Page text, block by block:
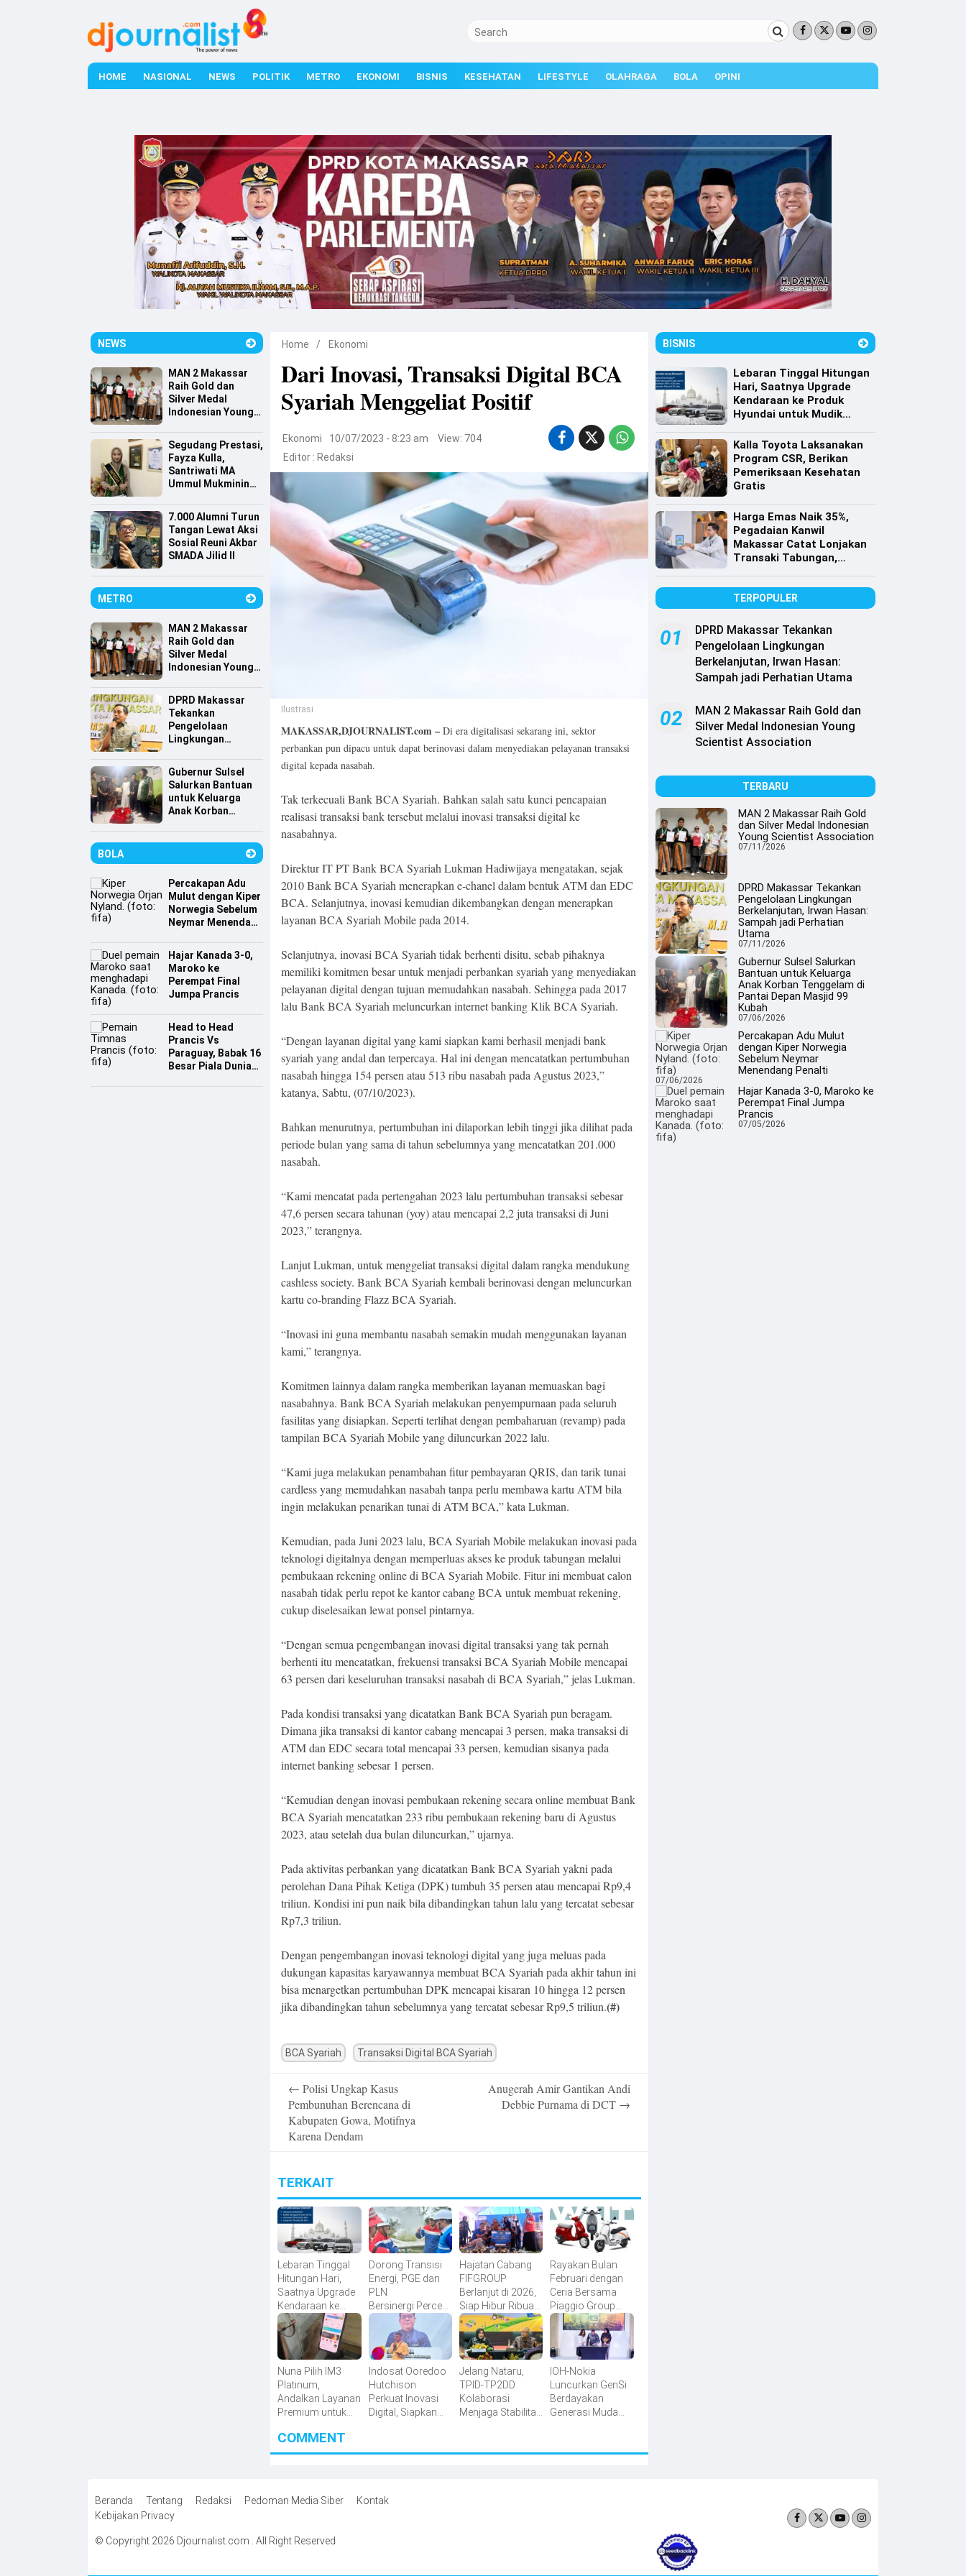
HOME NASIONAL NEWS POLITIK METRO EKONOMI BISNIS KESEHATAN LIFESTYLE OLAHRAGA BOLA OPINI
NEWS
MAN 2 Makassar
Raih Gold dan
Silver Medal
Indonesian Young
Segudang Prestasi,
Fayza Kulla,
Santriwati MA
Ummul Mukminin
Indonesia
7.000 Alumni Turun
Tangan Lewat Aksi
Sosial Reuni Akbar
SMADA Jilid II
METRO
MAN 2 Makassar
Raih Gold dan
Silver Medal
Indonesian Young
DPRD Makassar
Tekankan
Pengelolaan
Lingkungan
Sampah jadi
Perhatian Utama
Gubernur Sulsel
Salurkan Bantuan
untuk Keluarga
Anak Korban
BOLA
Percakapan Adu
Mulut dengan Kiper
Norwegia Sebelum
Neymar Menendang
Hajar Kanada 3-0,
Maroko ke
Perempat Final
Jumpa Prancis
Head to Head
Prancis Vs
Paraguay, Babak 16
Besar Piala Dunia
Home / Ekonomi
Dari Inovasi, Transaksi Digital BCA
Syariah Menggeliat Positif
Ekonomi 10/07/2023 - 8:23 am
View: 704
Editor : Redaksi
Ilustrasi
MAKASSAR,DJOURNALIST.com – Di era digitalisasi sekarang ini, sektor
perbankan pun dipacu untuk dapat berinovasi dalam menyediakan pelayanan transaksi
digital kepada nasabah.
Tak terkecuali Bank BCA Syariah. Bahkan salah satu kunci pencapaian
realisasi transaksi bank tersebut melalui inovasi transaksi digital ke
nasabahnya.
Direktur IT PT Bank BCA Syariah Lukman Hadiwijaya mengatakan, sejak
2010 Bank BCA Syariah menerapkan e-chanel dalam bentuk ATM dan EDC
BCA. Selanjutnya, inovasi kemudian dikembangkan dengan menerapkan
layanan BCA Syariah Mobile pada 2014.
Selanjutnya, inovasi BCA Syariah tidak berhenti disitu, sebab pihaknya
memiliki komitmen besar untuk menjadi perbankan syariah yang menyediakan
pelayanan digital dengan tujuan memudahkan nasabah. Sehingga pada 2017
lalu Bank BCA Syariah meluncurkan internet banking Klik BCA Syariah.
“Dengan layanan digital yang kami siapkan kami berhasil menjadi bank
syariah yang andal dan terpercaya. Hal ini dengan mencatatkan pertumbuhan
nasabah hingga 154 persen atau 513 ribu nasabah pada Agustus 2023,”
katanya, Sabtu, (07/10/2023).
Bahkan menurutnya, pertumbuhan ini dilaporkan lebih tinggi jika dilihat pada
periode bulan yang sama di tahun sebelumnya yang mencatatkan 201.000
nasabah.
“Kami mencatat pada pertengahan 2023 lalu pertumbuhan transaksi sebesar
47,6 persen secara tahunan (yoy) atau mencapai 2,2 juta transaksi di Juni
2023,” terangnya.
Lanjut Lukman, untuk menggeliat transaksi digital dalam rangka mendukung
cashless society. Bank BCA Syariah kembali berinovasi dengan meluncurkan
kartu co-branding Flazz BCA Syariah.
“Inovasi ini guna membantu nasabah semakin mudah menggunakan layanan
kami,” terangnya.
Komitmen lainnya dalam rangka memberikan layanan memuaskan bagi
nasabahnya. Bank BCA Syariah melakukan penyempurnaan pada seluruh
fasilitas yang disiapkan. Seperti terlihat dengan pembaharuan (revamp) pada
tampilan BCA Syariah Mobile yang diluncurkan 2022 lalu.
“Kami juga melakukan penambahan fitur pembayaran QRIS, dan tarik tunai
cardless yang memudahkan nasabah tanpa perlu membawa kartu ATM bila
ingin melakukan penarikan tunai di ATM BCA,” kata Lukman.
Kemudian, pada Juni 2023 lalu, BCA Syariah Mobile melakukan inovasi pada
teknologi digitalnya dengan memperluas akses ke produk tabungan melalui
pembukaan rekening online di BCA Syariah Mobile. Fitur ini membuat calon
nasabah tidak perlu repot ke kantor cabang BCA untuk membuat rekening,
cukup diselesaikan lewat ponsel pintarnya.
“Dengan semua pengembangan inovasi digital transaksi yang tak pernah
berhenti itu mencatatkan, frekuensi transaksi BCA Syariah Mobile mencapai
63 persen dari keseluruhan transaksi nasabah di BCA Syariah,” jelas Lukman.
Pada kondisi transaksi yang dicatatkan Bank BCA Syariah pun beragam.
Dimana jika transaksi di kantor cabang mencapai 3 persen, maka transaksi di
ATM dan EDC secara total mencapai 33 persen, kemudian sisanya pada
internet banking sebesar 1 persen.
“Kemudian dengan inovasi pembukaan rekening secara online membuat Bank
BCA Syariah mencatatkan 233 ribu pembukaan rekening baru di Agustus
2023, atau setelah dua bulan diluncurkan,” ujarnya.
Pada aktivitas perbankan yang dicatatkan Bank BCA Syariah yakni pada
perolehan Dana Pihak Ketiga (DPK) tumbuh 35 persen atau mencapai Rp9,4
triliun. Kondisi ini pun naik bila dibandingkan tahun lalu yang tercatat sebesar
Rp7,3 triliun.
Dengan pengembangan inovasi teknologi digital yang juga meluas pada
dukungan kapasitas karyawannya membuat BCA Syariah pada akhir tahun ini
bisa menargetkan pertumbuhan DPK mencapai kisaran 10 hingga 12 persen
jika dibandingkan tahun sebelumnya yang tercatat sebesar Rp9,5 triliun.(#)
BCA Syariah Transaksi Digital BCA Syariah
navigation
← Polisi Ungkap Kasus
Pembunuhan Berencana di
Kabupaten Gowa, Motifnya
Karena Dendam
Anugerah Amir Gantikan Andi
Debbie Purnama di DCT →
TERKAIT
Lebaran Tinggal
Hitungan Hari,
Saatnya Upgrade
Kendaraan ke
Produk Hyundai
untuk Mudik
dengan Harga
Spesial
Dorong Transisi
Energi, PGE dan
PLN
Bersinergi Percep
at Pengembangan
Panas Bumi
Sulawesi dan
Sumatra
Hajatan Cabang
FIFGROUP
Berlanjut di 2026,
Siap Hibur Ribuan
Konsumen Setia
Rayakan Bulan
Februari dengan
Ceria Bersama
Piaggio Group
Brands
Nuna Pilih IM3
Platinum,
Andalkan Layanan
Premium untuk
Hambatan
Indosat Ooredoo
Hutchison
Perkuat Inovasi
Digital, Siapkan
Jelang Nataru,
TPID-TP2DD
Kolaborasi
Menjaga Stabilitas
IOH-Nokia
Luncurkan GenSi
Berdayakan
Generasi Muda
COMMENT
BISNIS
Lebaran Tinggal Hitungan
Hari, Saatnya Upgrade
Kendaraan ke Produk
Hyundai untuk Mudik
Kalla Toyota Laksanakan
Program CSR, Berikan
Pemeriksaan Kesehatan
Gratis
Harga Emas Naik 35%,
Pegadaian Kanwil
Makassar Catat Lonjakan
Transaki Tabungan,
TERPOPULER
01
DPRD Makassar Tekankan
Pengelolaan Lingkungan
Berkelanjutan, Irwan Hasan:
Sampah jadi Perhatian Utama
02
MAN 2 Makassar Raih Gold dan
Silver Medal Indonesian Young
Scientist Association
TERBARU
MAN 2 Makassar Raih Gold
dan Silver Medal Indonesian
Young Scientist Association
07/11/2026
DPRD Makassar Tekankan
Pengelolaan Lingkungan
Berkelanjutan, Irwan Hasan:
Sampah jadi Perhatian
Utama
07/11/2026
Gubernur Sulsel Salurkan
Bantuan untuk Keluarga
Anak Korban Tenggelam di
Pantai Depan Masjid 99
Kubah
07/06/2026
Percakapan Adu Mulut
dengan Kiper Norwegia
Sebelum Neymar
Menendang Penalti
07/06/2026
Hajar Kanada 3-0, Maroko ke
Perempat Final Jumpa
Prancis
07/05/2026
Beranda Tentang Redaksi Pedoman Media Siber
Kontak
Kebijakan Privacy
© Copyright 2026 Djournalist.com . All Right Reserved